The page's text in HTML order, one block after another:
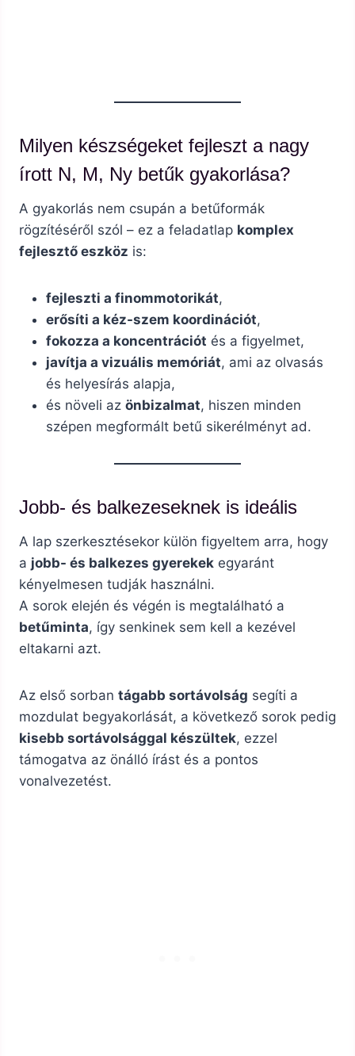
Milyen készségeket fejleszt a nagy
írott N, M, Ny betűk gyakorlása?
A gyakorlás nem csupán a betűformák
rögzítéséről szól – ez a feladatlap komplex
fejlesztő eszköz is:
fejleszti a finommotorikát,
erősíti a kéz-szem koordinációt,
fokozza a koncentrációt és a figyelmet,
javítja a vizuális memóriát, ami az olvasás
és helyesírás alapja,
és növeli az önbizalmat, hiszen minden
szépen megformált betű sikerélményt ad.
Jobb- és balkezeseknek is ideális
A lap szerkesztésekor külön figyeltem arra, hogy
a jobb- és balkezes gyerekek egyaránt
kényelmesen tudják használni.
A sorok elején és végén is megtalálható a
betűminta, így senkinek sem kell a kezével
eltakarni azt.
Az első sorban tágabb sortávolság segíti a
mozdulat begyakorlását, a következő sorok pedig
kisebb sortávolsággal készültek, ezzel
támogatva az önálló írást és a pontos
vonalvezetést.